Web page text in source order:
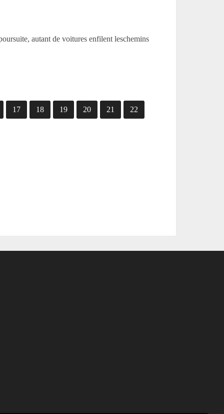
autant de voitures enfilent leschemins
17 18 19 20 21 22